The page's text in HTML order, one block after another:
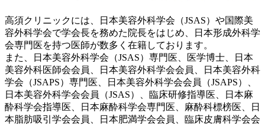
高須クリニックには、日本美容外科学会（JSAS）や国際美
容外科学会で学会長を務めた院長をはじめ、日本形成外科学
会専門医を持つ医師が数多く在籍しております。
また、日本美容外科学会（JSAS）専門医、医学博士、日本
美容外科医師会会員、日本美容外科学会会員、日本美容外科
学会（JSAPS）専門医、日本美容外科学会会員（JSAPS）、
日本美容外科学会会員（JSAS）、臨床研修指導医、日本麻
酔科学会指導医、日本麻酔科学会専門医、麻酔科標榜医、日
本脂肪吸引学会会員、日本肥満学会会員、臨床皮膚科学会会